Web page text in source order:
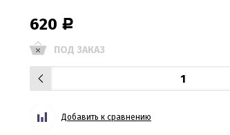
620 Р
ПОД ЗАКАЗ
Добавить к сравнению